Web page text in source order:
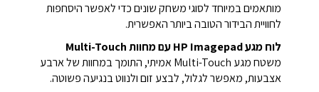
מותאמים במיוחד לסוגי משחק שונים כדי לאפשר היסחפות
לחוויית הבידור הטובה ביותר האפשרית.
לוח מגע HP Imagepad עם מחוות Multi-Touch
משטח מגע Multi-Touch אמיתי, התומך במחוות של ארבע
אצבעות, מאפשר לגלול, לבצע זום ולנווט בנגיעה פשוטה.